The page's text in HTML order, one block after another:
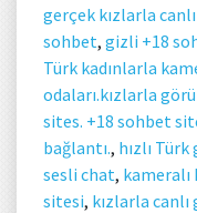
gerçek kızlarla
sohbet, gizli +18
Türk kadınlarla
odaları.kızlarla
sites. +18 sohbet
bağlantı., hızlı
sesli chat, kameralı
sitesi, kızlarla